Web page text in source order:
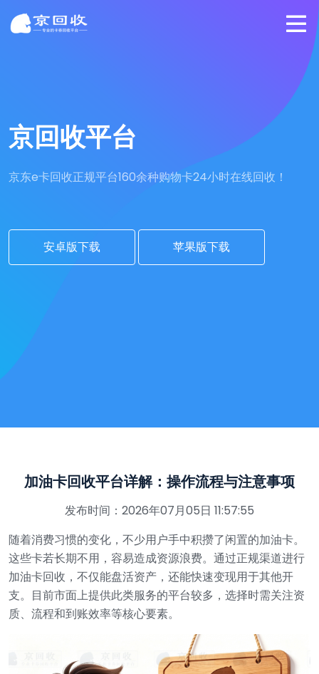
京回收平台
京东e卡回收正规平台160余种购物卡24小时在线回收！
安卓版下载 苹果版下载
加油卡回收平台详解：操作流程与注意事项
发布时间：2026年07月05日 11:57:55
随着消费习惯的变化，不少用户手中积攒了闲置的加油卡。
这些卡若长期不用，容易造成资源浪费。通过正规渠道进行
加油卡回收，不仅能盘活资产，还能快速变现用于其他开
支。目前市面上提供此类服务的平台较多，选择时需关注资
质、流程和到账效率等核心要素。